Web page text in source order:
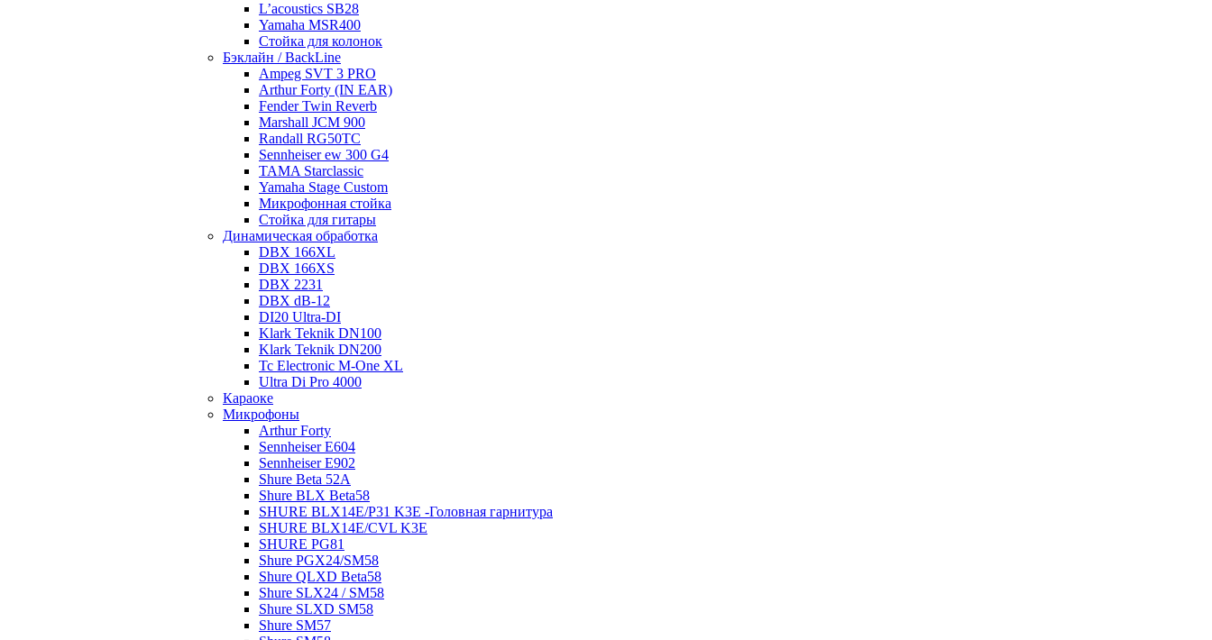
L’acoustics SB28
Yamaha MSR400
Стойка для колонок
Бэклайн / BackLine
Ampeg SVT 3 PRO
Arthur Forty (IN EAR)
Fender Twin Reverb
Marshall JCM 900
Randall RG50TC
Sennheiser ew 300 G4
TAMA Starclassic
Yamaha Stage Custom
Микрофонная стойка
Стойка для гитары
Динамическая обработка
DBX 166XL
DBX 166XS
DBX 2231
DBX dB-12
DI20 Ultra-DI
Klark Teknik DN100
Klark Teknik DN200
Tc Electronic M-One XL
Ultra Di Pro 4000
Караоке
Микрофоны
Arthur Forty
Sennheiser E604
Sennheiser E902
Shure Beta 52A
Shure BLX Beta58
SHURE BLX14E/P31 K3E -Головная гарнитура
SHURE BLX14E/СVL K3E
SHURE PG81
Shure PGX24/SM58
Shure QLXD Beta58
Shure SLX24 / SM58
Shure SLXD SM58
Shure SM57